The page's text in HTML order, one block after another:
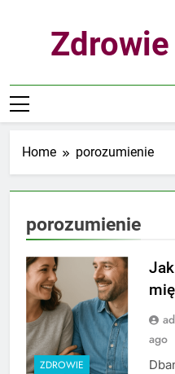
Home porozumienie
porozumienie
ZDROWIE
ago